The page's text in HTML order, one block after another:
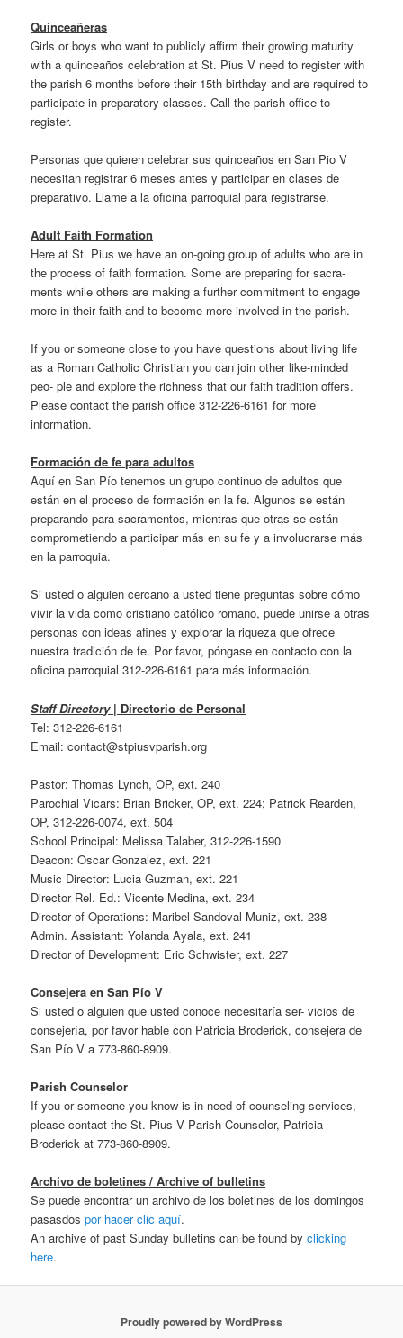
Quinceañeras
Girls or boys who want to publicly affirm their growing maturity
with a quinceaños celebration at St. Pius V need to register with
the parish 6 months before their 15th birthday and are required to
participate in preparatory classes. Call the parish office to
register.
Personas que quieren celebrar sus quinceaños en San Pio V
necesitan registrar 6 meses antes y participar en clases de
preparativo. Llame a la oficina parroquial para registrarse.
Adult Faith Formation
Here at St. Pius we have an on-going group of adults who are in
the process of faith formation. Some are preparing for sacra-
ments while others are making a further commitment to engage
more in their faith and to become more involved in the parish.
If you or someone close to you have questions about living life
as a Roman Catholic Christian you can join other like-minded
peo- ple and explore the richness that our faith tradition offers.
Please contact the parish office 312-226-6161 for more
information.
Formación de fe para adultos
Aquí en San Pío tenemos un grupo continuo de adultos que
están en el proceso de formación en la fe. Algunos se están
preparando para sacramentos, mientras que otras se están
comprometiendo a participar más en su fe y a involucrarse más
en la parroquia.
Si usted o alguien cercano a usted tiene preguntas sobre cómo
vivir la vida como cristiano católico romano, puede unirse a otras
personas con ideas afines y explorar la riqueza que ofrece
nuestra tradición de fe. Por favor, póngase en contacto con la
oficina parroquial 312-226-6161 para más información.
Staff Directory| Directorio de Personal
Tel: 312-226-6161
Email: contact@stpiusvparish.org
Pastor: Thomas Lynch, OP, ext. 240
Parochial Vicars: Brian Bricker, OP, ext. 224; Patrick Rearden,
OP, 312-226-0074, ext. 504
School Principal: Melissa Talaber, 312-226-1590
Deacon: Oscar Gonzalez, ext. 221
Music Director: Lucia Guzman, ext. 221
Director Rel. Ed.: Vicente Medina, ext. 234
Director of Operations: Maribel Sandoval-Muniz, ext. 238
Admin. Assistant: Yolanda Ayala, ext. 241
Director of Development: Eric Schwister, ext. 227
Consejera en San Pío V
Si usted o alguien que usted conoce necesitaría ser- vicios de
consejería, por favor hable con Patricia Broderick, consejera de
San Pío V a 773-860-8909.
Parish Counselor
If you or someone you know is in need of counseling services,
please contact the St. Pius V Parish Counselor, Patricia
Broderick at 773-860-8909.
Archivo de boletines / Archive of bulletins
Se puede encontrar un archivo de los boletines de los domingos
pasasdospor hacer clic aquí.
An archive of past Sunday bulletins can be found byclicking
here.
Proudly powered by WordPress